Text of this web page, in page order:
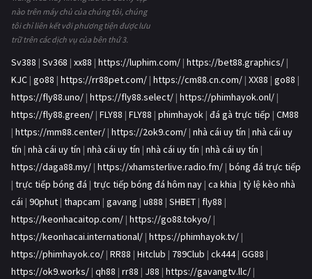
nào trên máy chủ của chúng tôi, chúng
tôi chỉ liên kết với phương tiện được lưu
trữ trên các dịch vụ của bên thứ 3.
Sv388 | Sv368 | xx88 | https://luphim.com/ | https://bet88.graphics/ |
KJC | go88 | https://rr88pet.com/ | https://cm88.cn.com/ | XX88 | go88 |
https://fly88.uno/ | https://fly88.select/ | https://phimhayok.onl/ |
https://fly88.green/ | FLY88 | FLY88 | phimhayok | đá gà trực tiếp | CM88
| https://mm88.center/ | https://2ok9.com/ | nhà cái uy tín | nhà cái uy
tín | nhà cái uy tín | nhà cái uy tín | nhà cái uy tín | nhà cái uy tín |
https://daga88.my/ | https://xhamsterlive.radio.fm/ | bóng đá trực tiếp
| trực tiếp bóng đá | trực tiếp bóng đá hôm nay | ca khia | tỷ lệ kèo nhà
cái | 90phut | thapcam | gavang | u888 | SHBET | fly88 |
https://keonhacaitop.com/ | https://go88.tokyo/ |
https://keonhacai.international/ | https://phimhayok.tv/ |
https://phimhayok.co/ | RR88 | Hitclub | 789Club | ck444| GG88 |
https://ok9.works/ | qh88 | rr88 | J88 | https://gavangtv.llc/ |